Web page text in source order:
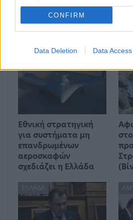
CONFIRM
Data Deletion Data Access
Μπορεί επίσης να σε
Εθνική στρατηγική
για συστήματα μη
επανδρωμένων
αεροσκαφών
σχεδιάζει η Ελλάδα
ΕΛΛΆΔΑ